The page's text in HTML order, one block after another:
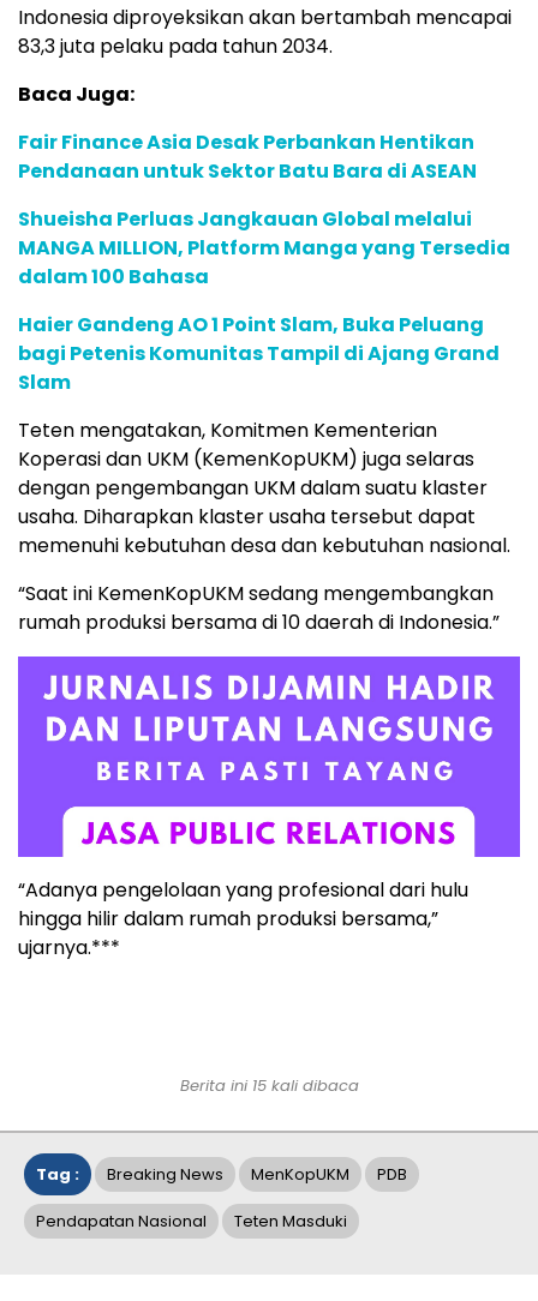
Indonesia diproyeksikan akan bertambah mencapai
83,3 juta pelaku pada tahun 2034.
Baca Juga:
Fair Finance Asia Desak Perbankan Hentikan
Pendanaan untuk Sektor Batu Bara di ASEAN
Shueisha Perluas Jangkauan Global melalui
MANGA MILLION, Platform Manga yang Tersedia
dalam 100 Bahasa
Haier Gandeng AO 1 Point Slam, Buka Peluang
bagi Petenis Komunitas Tampil di Ajang Grand
Slam
Teten mengatakan, Komitmen Kementerian
Koperasi dan UKM (KemenKopUKM) juga selaras
dengan pengembangan UKM dalam suatu klaster
usaha. Diharapkan klaster usaha tersebut dapat
memenuhi kebutuhan desa dan kebutuhan nasional.
“Saat ini KemenKopUKM sedang mengembangkan
rumah produksi bersama di 10 daerah di Indonesia.”
“Adanya pengelolaan yang profesional dari hulu
hingga hilir dalam rumah produksi bersama,”
ujarnya.***
Berita ini 15 kali dibaca
Tag : Breaking News MenKopUKM PDB
Pendapatan Nasional Teten Masduki